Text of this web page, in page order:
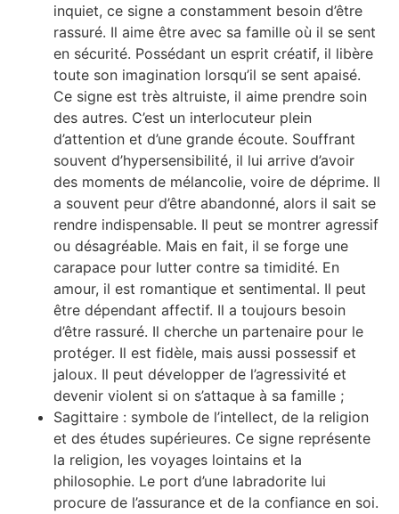
inquiet, ce signe a constamment besoin d’être
rassuré. Il aime être avec sa famille où il se sent
en sécurité. Possédant un esprit créatif, il libère
toute son imagination lorsqu’il se sent apaisé.
Ce signe est très altruiste, il aime prendre soin
des autres. C’est un interlocuteur plein
d’attention et d’une grande écoute. Souffrant
souvent d’hypersensibilité, il lui arrive d’avoir
des moments de mélancolie, voire de déprime. Il
a souvent peur d’être abandonné, alors il sait se
rendre indispensable. Il peut se montrer agressif
ou désagréable. Mais en fait, il se forge une
carapace pour lutter contre sa timidité. En
amour, il est romantique et sentimental. Il peut
être dépendant affectif. Il a toujours besoin
d’être rassuré. Il cherche un partenaire pour le
protéger. Il est fidèle, mais aussi possessif et
jaloux. Il peut développer de l’agressivité et
devenir violent si on s’attaque à sa famille ;
Sagittaire : symbole de l’intellect, de la religion
et des études supérieures. Ce signe représente
la religion, les voyages lointains et la
philosophie. Le port d’une labradorite lui
procure de l’assurance et de la confiance en soi.